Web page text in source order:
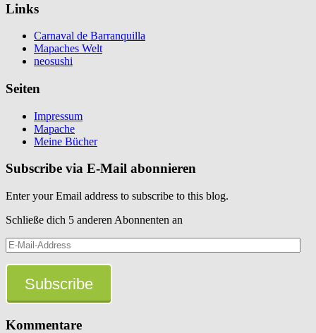
Links
Carnaval de Barranquilla
Mapaches Welt
neosushi
Seiten
Impressum
Mapache
Meine Bücher
Subscribe via E-Mail abonnieren
Enter your Email address to subscribe to this blog.
Schließe dich 5 anderen Abonnenten an
E-
Mail-
Address
Subscribe
Kommentare